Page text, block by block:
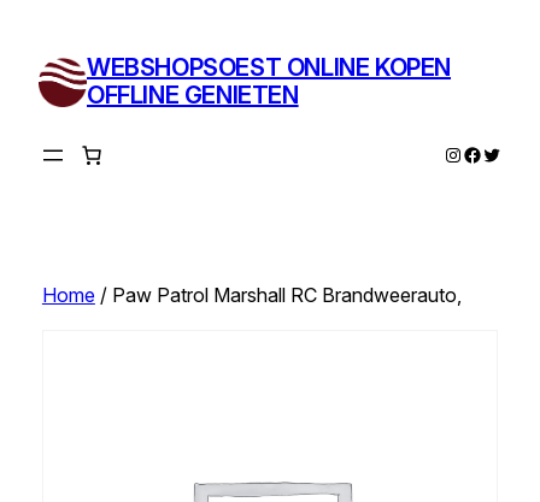
inhoud
WEBSHOPSOEST ONLINE KOPEN
OFFLINE GENIETEN
Instagram
Twitter
Home/ Paw Patrol Marshall RC Brandweerauto,